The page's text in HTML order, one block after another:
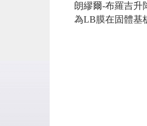
朗繆爾-布羅吉升
為LB膜在固體基